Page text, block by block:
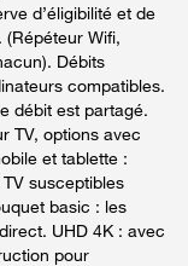
d’éligibilité et de
Wifi,
Débits
compatibles.
débit est partagé.
TV, options avec
et tablette :
susceptibles
basic : les
UHD 4K : avec
pour